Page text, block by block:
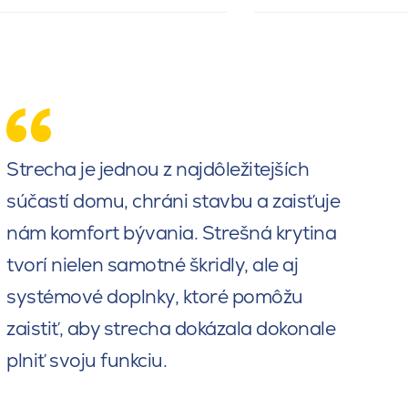
Strecha je jednou z najdôležitejších
súčastí domu, chráni stavbu a zaisťuje
nám komfort bývania. Strešná krytina
tvorí nielen samotné škridly, ale aj
systémové doplnky, ktoré pomôžu
zaistiť, aby strecha dokázala dokonale
plniť svoju funkciu.